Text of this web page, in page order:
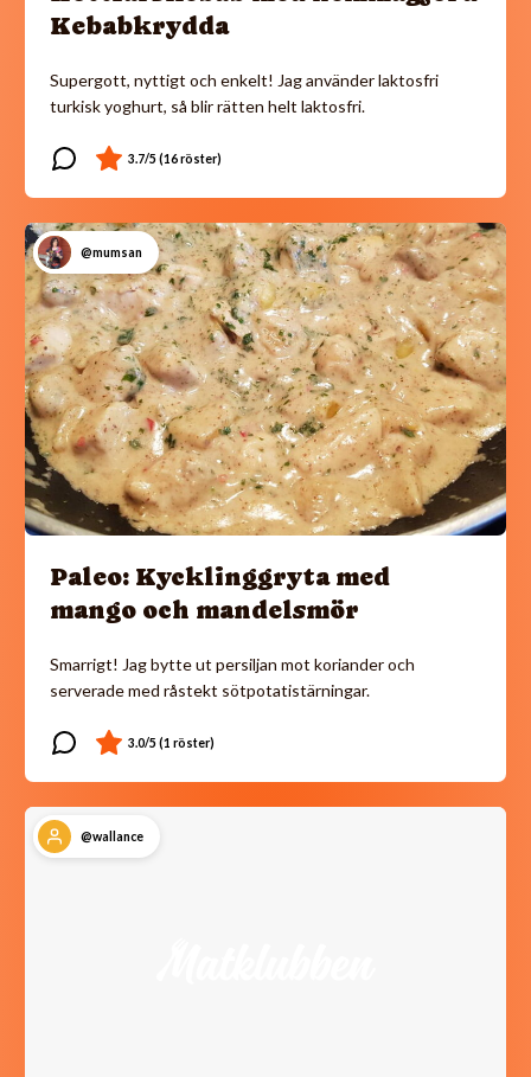
Kebabkrydda
Supergott, nyttigt och enkelt! Jag använder laktosfri
turkisk yoghurt, så blir rätten helt laktosfri.
@mumsan
Paleo: Kycklinggryta med
mango och mandelsmör
Smarrigt! Jag bytte ut persiljan mot koriander och
serverade med råstekt sötpotatistärningar.
@wallance